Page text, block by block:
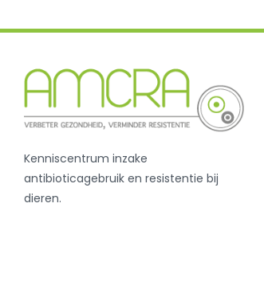
Kenniscentrum inzake
antibioticagebruik en resistentie bij
dieren.